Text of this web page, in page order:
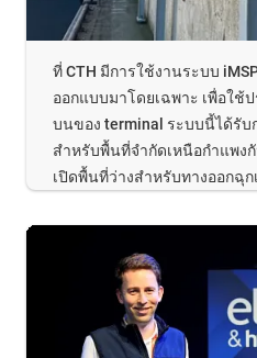
ที่ CTH มีการใช้งานระบบ
ออกแบบมาโดยเฉพาะ เพื่อใ
บนของ terminal ระบบนี้ได้รั
สำหรับพื้นที่จำกัดเหนือกำแพง
เปิดพื้นที่ว่างสำหรับทางออกฉุ